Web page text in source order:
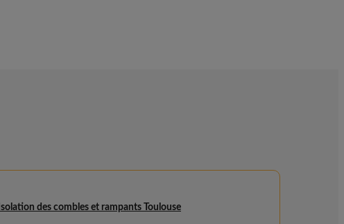
Isolation des combles et rampants Toulouse